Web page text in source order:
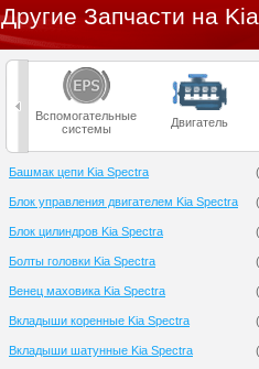
Другие Запчасти на
Вспомогательные
системы
Двигатель
Башмак цепи Kia Spectra (
Блок управления двигателем Kia Spectra (
Блок цилиндров Kia Spectra (
Болты головки Kia Spectra (
Венец маховика Kia Spectra (
Вкладыши коренные Kia Spectra (
Вкладыши шатунные Kia Spectra (